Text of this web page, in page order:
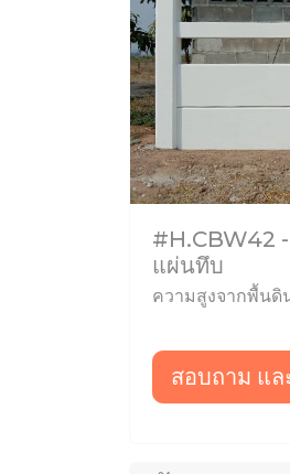
#H.CBW42
แผ่นทึบ
ความสูงจากพื้นดิ
สอบถาม แล